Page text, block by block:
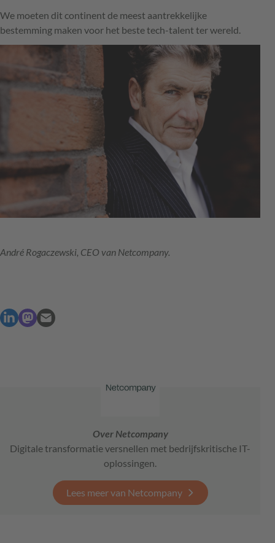
We moeten dit continent de meest aantrekkelijke
bestemming maken voor het beste tech-talent ter wereld.
André Rogaczewski, CEO van Netcompany.
Over Netcompany
Digitale transformatie versnellen met bedrijfskritische IT-
oplossingen.
Lees meer van Netcompany